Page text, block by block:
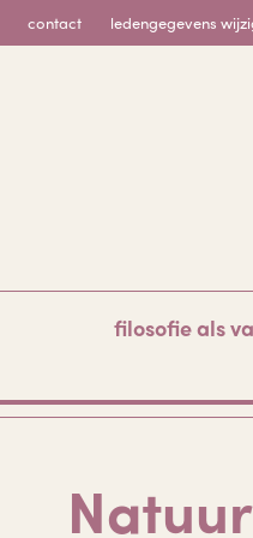
contact ledengegevens
filosofie als